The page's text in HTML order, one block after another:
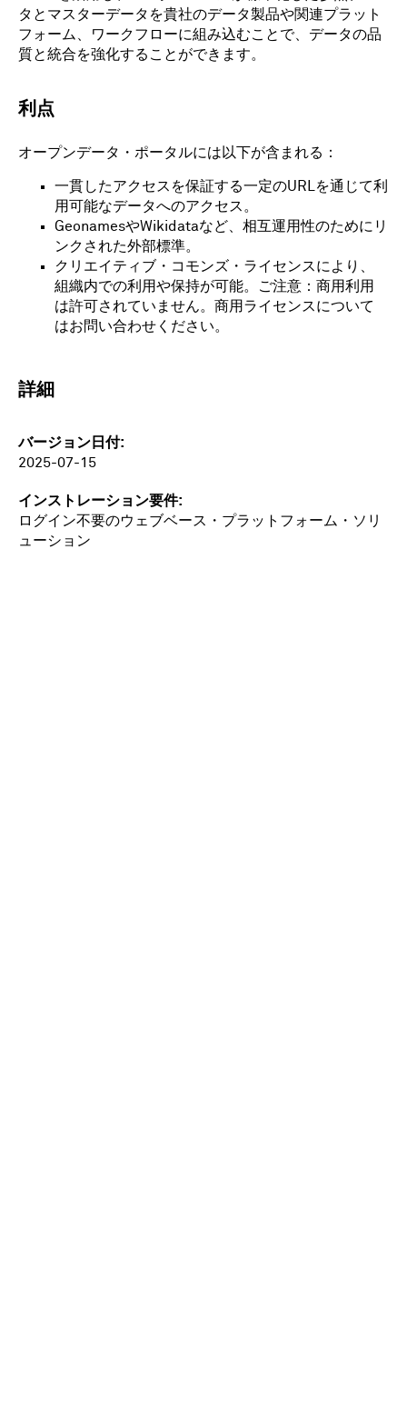
タとマスターデータを貴社のデータ製品や関連プラット
フォーム、ワークフローに組み込むことで、データの品
質と統合を強化することができます。
利点
オープンデータ・ポータルには以下が含まれる：
一貫したアクセスを保証する一定のURLを通じて利
用可能なデータへのアクセス。
GeonamesやWikidataなど、相互運用性のためにリ
ンクされた外部標準。
クリエイティブ・コモンズ・ライセンスにより、
組織内での利用や保持が可能。ご注意：商用利用
は許可されていません。商用ライセンスについて
はお問い合わせください。
詳細
バージョン日付
2025-07-15
インストレーション要件
ログイン不要のウェブベース・プラットフォーム・ソリ
ューション